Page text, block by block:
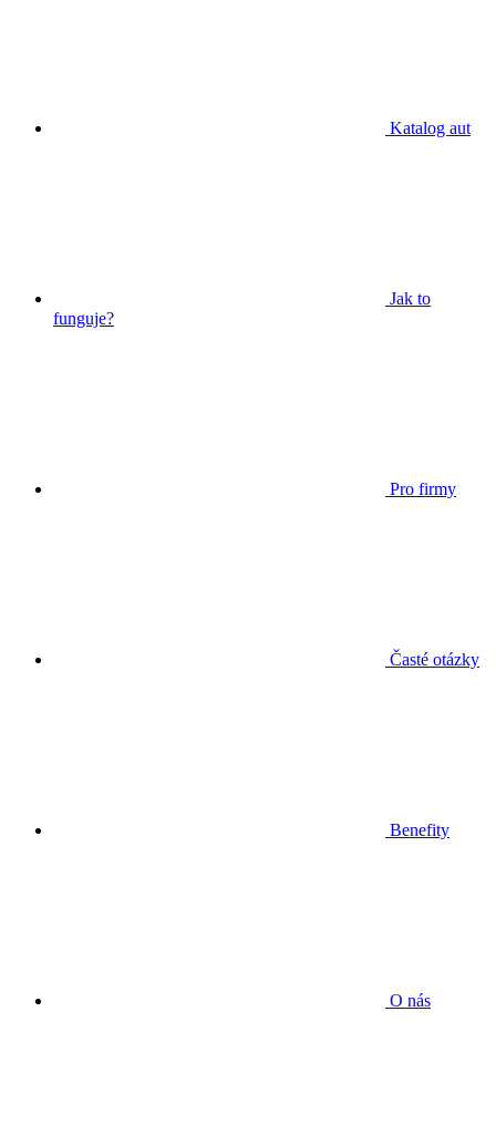
Katalog aut
Jak to
funguje?
Pro firmy
Časté otázky
Benefity
O nás